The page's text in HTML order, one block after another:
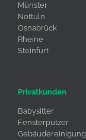
Münster
Nottuln
Osnabrück
Rheine
Steinfurt
Privatkunden
Babysitter
Fensterputzer
Gebäudereinigung